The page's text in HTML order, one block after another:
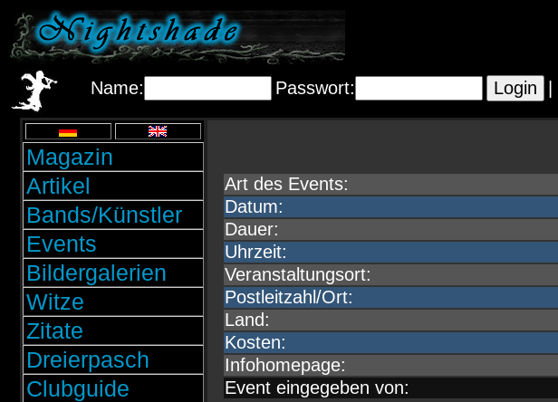
Name: Passwort:
Magazin
Artikel
Bands/Künstler
Events
Bildergalerien
Witze
Zitate
Dreierpasch
Clubguide
Art des Events:
Datum:
Dauer:
Uhrzeit:
Veranstaltungsort:
Postleitzahl/Ort:
Land:
Kosten:
Infohomepage:
Event eingegeben von: